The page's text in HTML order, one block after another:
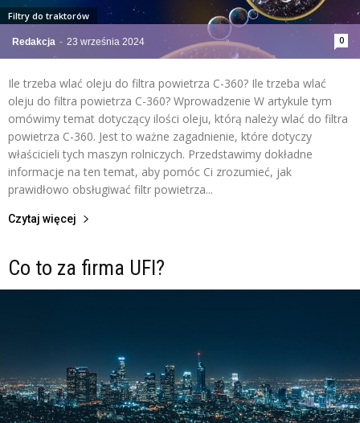
Redakcja - 23 września 2024 0
Filtry do traktorów
Ile trzeba wlać oleju do filtra powietrza C-360? Ile trzeba wlać
oleju do filtra powietrza C-360? Wprowadzenie W artykule tym
omówimy temat dotyczący ilości oleju, którą należy wlać do filtra
powietrza C-360. Jest to ważne zagadnienie, które dotyczy
właścicieli tych maszyn rolniczych. Przedstawimy dokładne
informacje na ten temat, aby pomóc Ci zrozumieć, jak
prawidłowo obsługiwać filtr powietrza...
Czytaj więcej
Co to za firma UFI?